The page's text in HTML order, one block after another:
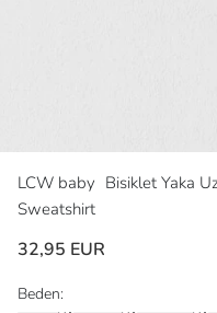
LCW baby Bisiklet Yaka
Sweatshirt
32,95 EUR
Beden: